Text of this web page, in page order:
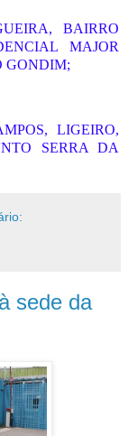
BAIRRO
MAJOR
GONDIM;
LIGEIRO,
SERRA DA
sede da